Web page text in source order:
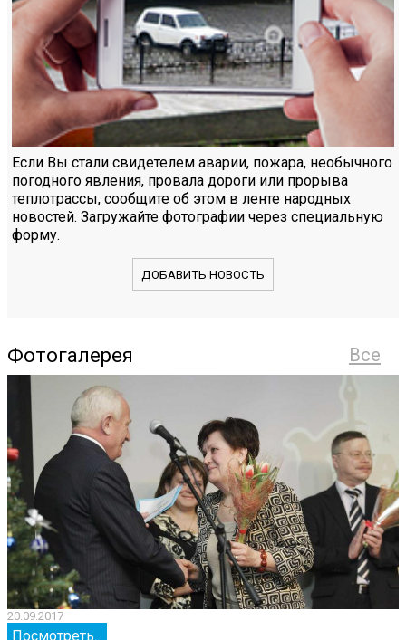
Если Вы стали свидетелем аварии, пожара, необычного
погодного явления, провала дороги или прорыва
теплотрассы, сообщите об этом в ленте народных
новостей. Загружайте фотографии через специальную
форму.
ДОБАВИТЬ НОВОСТЬ
Все
Фотогалерея
20.09.2017
Посмотреть...